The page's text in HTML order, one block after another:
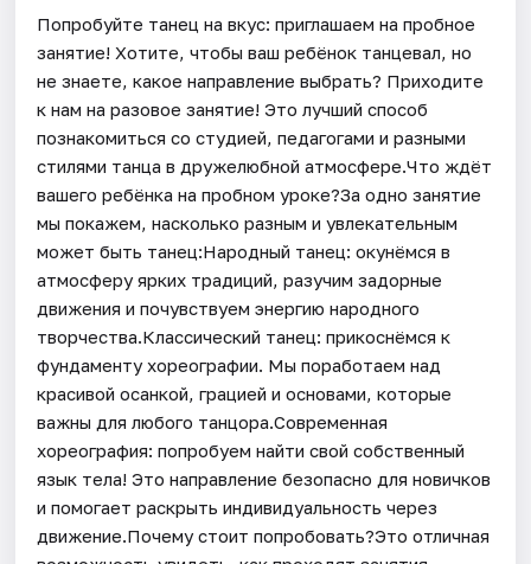
Попробуйте танец на вкус: приглашаем на пробное
занятие! Хотите, чтобы ваш ребёнок танцевал, но
не знаете, какое направление выбрать? Приходите
к нам на разовое занятие! Это лучший способ
познакомиться со студией, педагогами и разными
стилями танца в дружелюбной атмосфере.Что ждёт
вашего ребёнка на пробном уроке?За одно занятие
мы покажем, насколько разным и увлекательным
может быть танец:Народный танец: окунёмся в
атмосферу ярких традиций, разучим задорные
движения и почувствуем энергию народного
творчества.Классический танец: прикоснёмся к
фундаменту хореографии. Мы поработаем над
красивой осанкой, грацией и основами, которые
важны для любого танцора.Современная
хореография: попробуем найти свой собственный
язык тела! Это направление безопасно для новичков
и помогает раскрыть индивидуальность через
движение.Почему стоит попробовать?Это отличная